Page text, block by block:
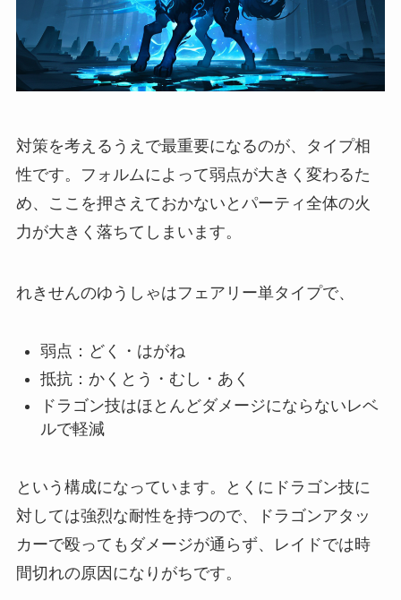
対策を考えるうえで最重要になるのが、タイプ相
性です。フォルムによって弱点が大きく変わるた
め、ここを押さえておかないとパーティ全体の火
力が大きく落ちてしまいます。
れきせんのゆうしゃはフェアリー単タイプで、
弱点：どく・はがね
抵抗：かくとう・むし・あく
ドラゴン技はほとんどダメージにならないレベ
ルで軽減
という構成になっています。とくにドラゴン技に
対しては強烈な耐性を持つので、ドラゴンアタッ
カーで殴ってもダメージが通らず、レイドでは時
間切れの原因になりがちです。